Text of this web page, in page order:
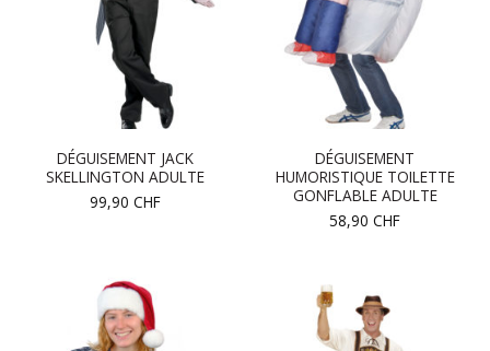
DÉGUISEMENT JACK
SKELLINGTON ADULTE
99,90 CHF
DÉGUISEMENT
HUMORISTIQUE TOILETTE
GONFLABLE ADULTE
58,90 CHF